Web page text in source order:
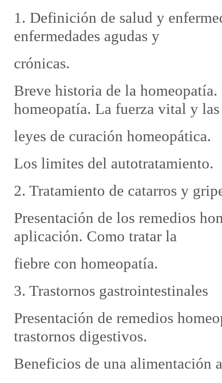
1. Definición de salud y
enfermedades agudas y
crónicas.
Breve historia de la
homeopatía. La fuerza vital y las
leyes de curación homeopática.
Los limites del autotratamiento.
2. Tratamiento de catarros y
Presentación de los remedios
aplicación. Como tratar la
fiebre con homeopatía.
3. Trastornos gastrointestinales
Presentación de remedios
trastornos digestivos.
Beneficios de una alimentación